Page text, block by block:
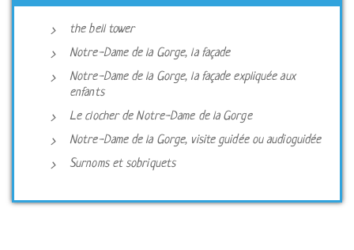
the bell tower
Notre-Dame de la Gorge, la façade
Notre-Dame de la Gorge, la façade expliquée aux
enfants
Le clocher de Notre-Dame de la Gorge
Notre-Dame de la Gorge, visite guidée ou audioguidée
Surnoms et sobriquets